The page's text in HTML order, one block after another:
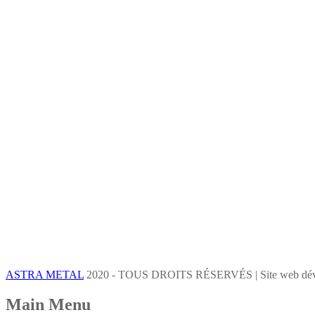
ASTRA METAL 2020 - TOUS DROITS RÉSERVÉS | Site web
Main Menu